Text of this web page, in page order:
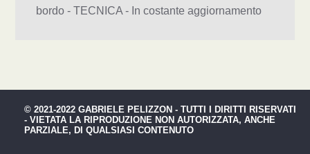
bordo - TECNICA - In costante aggiornamento
© 2021-2022 GABRIELE PELIZZON - TUTTI I DIRITTI RISERVATI
- VIETATA LA RIPRODUZIONE NON AUTORIZZATA, ANCHE
PARZIALE, DI QUALSIASI CONTENUTO